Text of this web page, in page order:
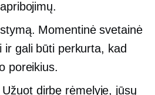
Momentinė svetainė
ir gali būti perkurta, kad
poreikius.
dirbę rėmelyje, jūsų